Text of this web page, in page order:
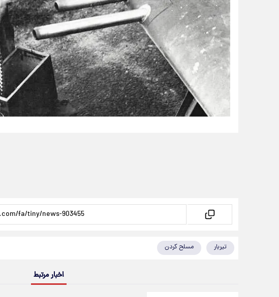
تیربار مسلح کردن
اخبار مرتبط